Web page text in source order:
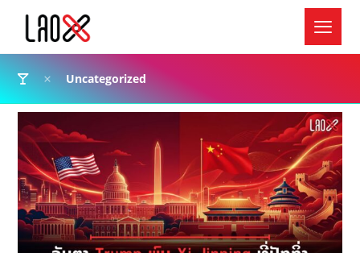
Uncategorized